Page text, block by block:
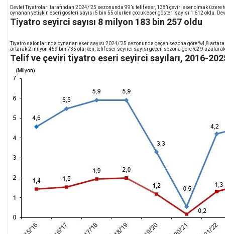
Devlet Tiyatroları tarafından 2024/’25 sezonunda 99’u telif eser, 138’i çeviri eser olmak
oynanan yetişkin eseri gösteri sayısı 5 bin 55 olurken çocuk eser gösteri sayısı 1 612 oldu.
Tiyatro seyirci sayısı 8 milyon 183 bin 257 oldu
Tiyatro salonlarında oynanan eser sayısı 2024/’25 sezonunda geçen sezona göre %4,8
artarak 2 milyon 459 bin 735 olurken, telif eser seyirci sayısı geçen sezona göre %2,9
Telif ve çeviri tiyatro eseri seyirci sayıları, 2016-